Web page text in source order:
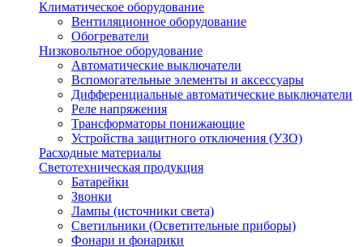
Климатическое оборудование
Вентиляционное оборудование
Обогреватели
Низковольтное оборудование
Автоматические выключатели
Вспомогательные элементы и аксессуары
Дифференциальные автоматические выключатели
Реле напряжения
Трансформаторы понижающие
Устройства защитного отключения (УЗО)
Расходные материалы
Светотехническая продукция
Батарейки
Звонки
Лампы (источники света)
Светильники (Осветительные приборы)
Фонари и фонарики